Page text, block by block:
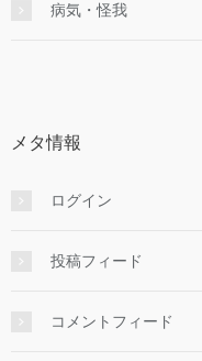
病気・怪我
メタ情報
ログイン
投稿フィード
コメントフィード